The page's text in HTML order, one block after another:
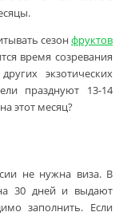
сезонфруктов
время созревания
экзотических
празднуют 13-14
этот месяц?
не нужна виза. В
30 дней и выдают
заполнить. Если